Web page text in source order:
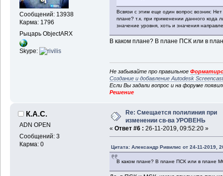
Сообщений: 13938
Карма: 1796
Рыцарь ObjectARX
Skype:
Всвязи с этим еще один вопрос возник:
плане? т.к. при применении данного кода
значение уровня, хоть и значения
В каком плане? В плане ПСК или в
Не забывайте про правильное
Создание и добавление Autodesk
Если Вы задали вопрос и на форуме
Решение
К.А.С.
ADN OPEN
Сообщений: 3
Карма: 0
Re: Смещается полилиния при
изменении св-ва УРОВЕНЬ
« Ответ #6 : 26-11-2019, 09:52:20 »
Цитата: Александр Ривилис от 24-11-2019,
В каком плане? В плане ПСК или в плане